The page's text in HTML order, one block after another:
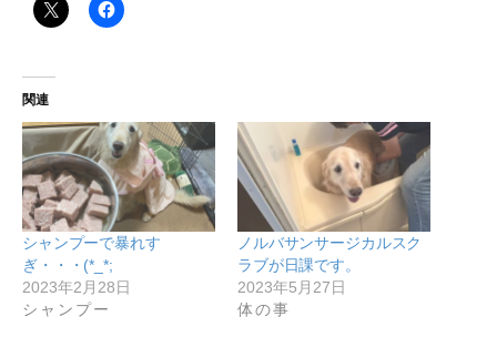
関連
シャンプーで暴れす
ぎ・・・(*_*;
2023年2月28日
シャンプー
ノルバサンサージカルスク
ラブが日課です。
2023年5月27日
体の事